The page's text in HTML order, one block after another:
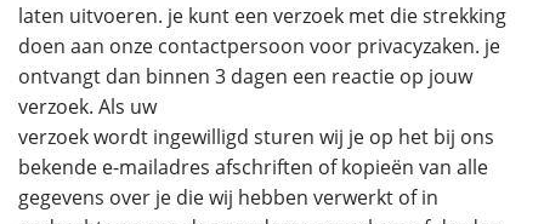
laten uitvoeren. je kunt een verzoek met die strekking
doen aan onze contactpersoon voor privacyzaken. je
ontvangt dan binnen 3 dagen een reactie op jouw
verzoek. Als uw
verzoek wordt ingewilligd sturen wij je op het bij ons
bekende e-mailadres afschriften of kopieën van alle
gegevens over je die wij hebben verwerkt of in